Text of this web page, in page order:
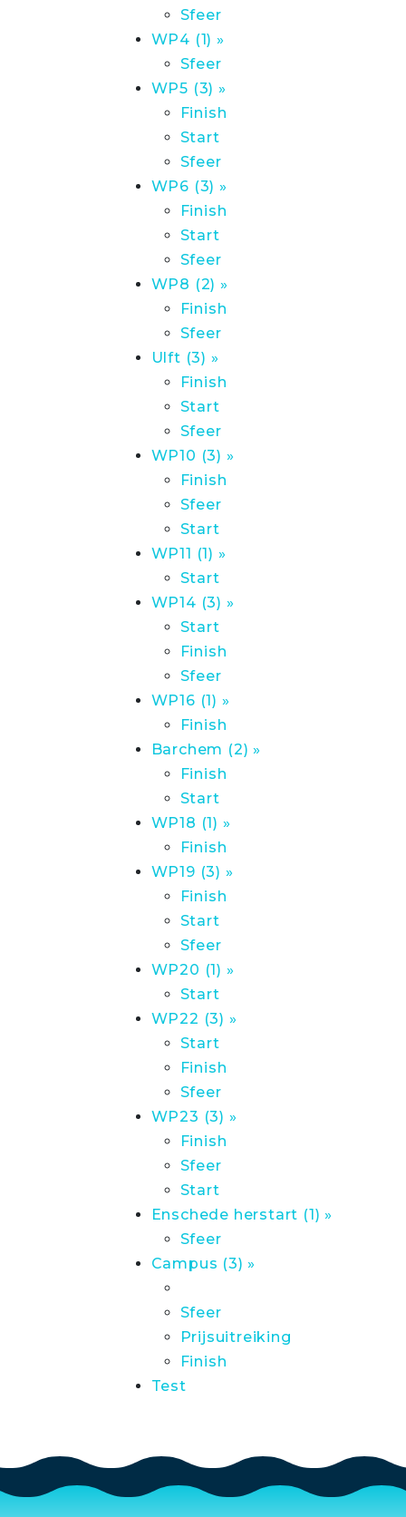
Sfeer
WP4 (1) »
Sfeer
WP5 (3) »
Finish
Start
Sfeer
WP6 (3) »
Finish
Start
Sfeer
WP8 (2) »
Finish
Sfeer
Ulft (3) »
Finish
Start
Sfeer
WP10 (3) »
Finish
Sfeer
Start
WP11 (1) »
Start
WP14 (3) »
Start
Finish
Sfeer
WP16 (1) »
Finish
Barchem (2) »
Finish
Start
WP18 (1) »
Finish
WP19 (3) »
Finish
Start
Sfeer
WP20 (1) »
Start
WP22 (3) »
Start
Finish
Sfeer
WP23 (3) »
Finish
Sfeer
Start
Enschede herstart (1) »
Sfeer
Campus (3) »
Sfeer
Prijsuitreiking
Finish
Test